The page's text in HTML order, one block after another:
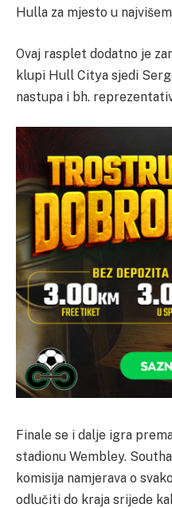
Hulla za mjesto u
Ovaj rasplet dodatno je
klupi Hull Citya sjedi
nastupa i bh.
Finale se i dalje igra
stadionu Wembley.
komisija namjerava o
odlučiti do kraja srijede